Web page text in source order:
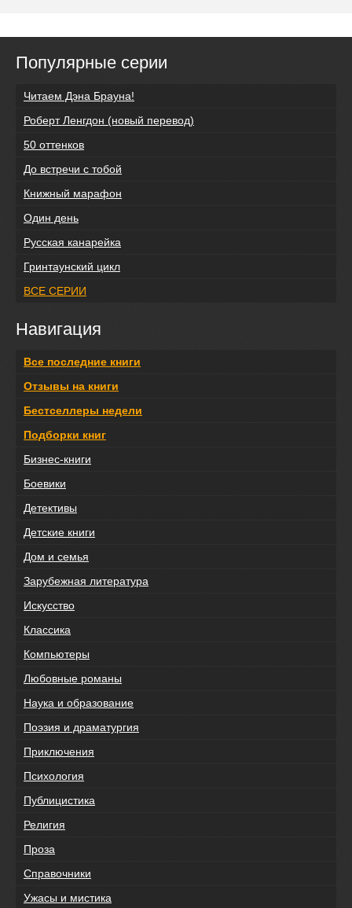
Популярные серии
Читаем Дэна Брауна!
Роберт Ленгдон (новый перевод)
50 оттенков
До встречи с тобой
Книжный марафон
Один день
Русская канарейка
Гринтаунский цикл
ВСЕ СЕРИИ
Навигация
Все последние книги
Отзывы на книги
Бестселлеры недели
Подборки книг
Бизнес-книги
Боевики
Детективы
Детские книги
Дом и семья
Зарубежная литература
Искусство
Классика
Компьютеры
Любовные романы
Наука и образование
Поэзия и драматургия
Приключения
Психология
Публицистика
Религия
Проза
Справочники
Ужасы и мистика